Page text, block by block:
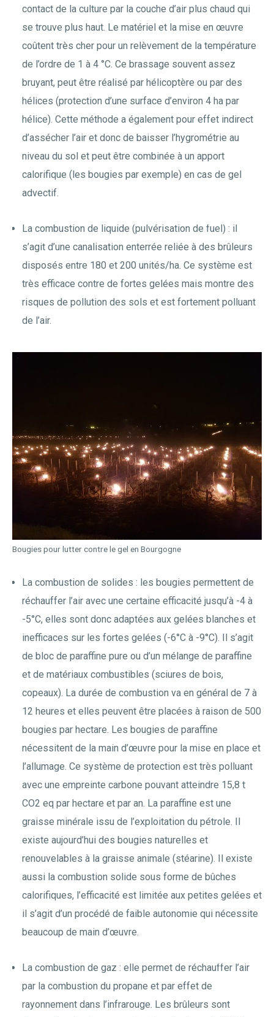
contact de la culture par la couche d’air plus chaud qui
se trouve plus haut. Le matériel et la mise en œuvre
coûtent très cher pour un relèvement de la température
de l’ordre de 1 à 4 °C. Ce brassage souvent assez
bruyant, peut être réalisé par hélicoptère ou par des
hélices (protection d’une surface d’environ 4 ha par
hélice). Cette méthode a également pour effet indirect
d’assécher l’air et donc de baisser l’hygrométrie au
niveau du sol et peut être combinée à un apport
calorifique (les bougies par exemple) en cas de gel
advectif.
La combustion de liquide (pulvérisation de fuel) : il
s’agit d’une canalisation enterrée reliée à des brûleurs
disposés entre 180 et 200 unités/ha. Ce système est
très efficace contre de fortes gelées mais montre des
risques de pollution des sols et est fortement polluant
de l’air.
La combustion de solides : les bougies permettent de
réchauffer l’air avec une certaine efficacité jusqu’à -4 à
-5°C, elles sont donc adaptées aux gelées blanches et
inefficaces sur les fortes gelées (-6°C à -9°C). Il s’agit
de bloc de paraffine pure ou d’un mélange de paraffine
et de matériaux combustibles (sciures de bois,
copeaux). La durée de combustion va en général de 7 à
12 heures et elles peuvent être placées à raison de 500
bougies par hectare. Les bougies de paraffine
nécessitent de la main d’œuvre pour la mise en place et
l’allumage. Ce système de protection est très polluant
avec une empreinte carbone pouvant atteindre 15,8 t
CO2 eq par hectare et par an. La paraffine est une
graisse minérale issu de l’exploitation du pétrole. Il
existe aujourd’hui des bougies naturelles et
renouvelables à la graisse animale (stéarine). Il existe
aussi la combustion solide sous forme de bûches
calorifiques, l’efficacité est limitée aux petites gelées et
il s’agit d’un procédé de faible autonomie qui nécessite
beaucoup de main d’œuvre.
Bougies pour lutter contre le gel en Bourgogne
La combustion de gaz : elle permet de réchauffer l’air
par la combustion du propane et par effet de
rayonnement dans l’infrarouge. Les brûleurs sont